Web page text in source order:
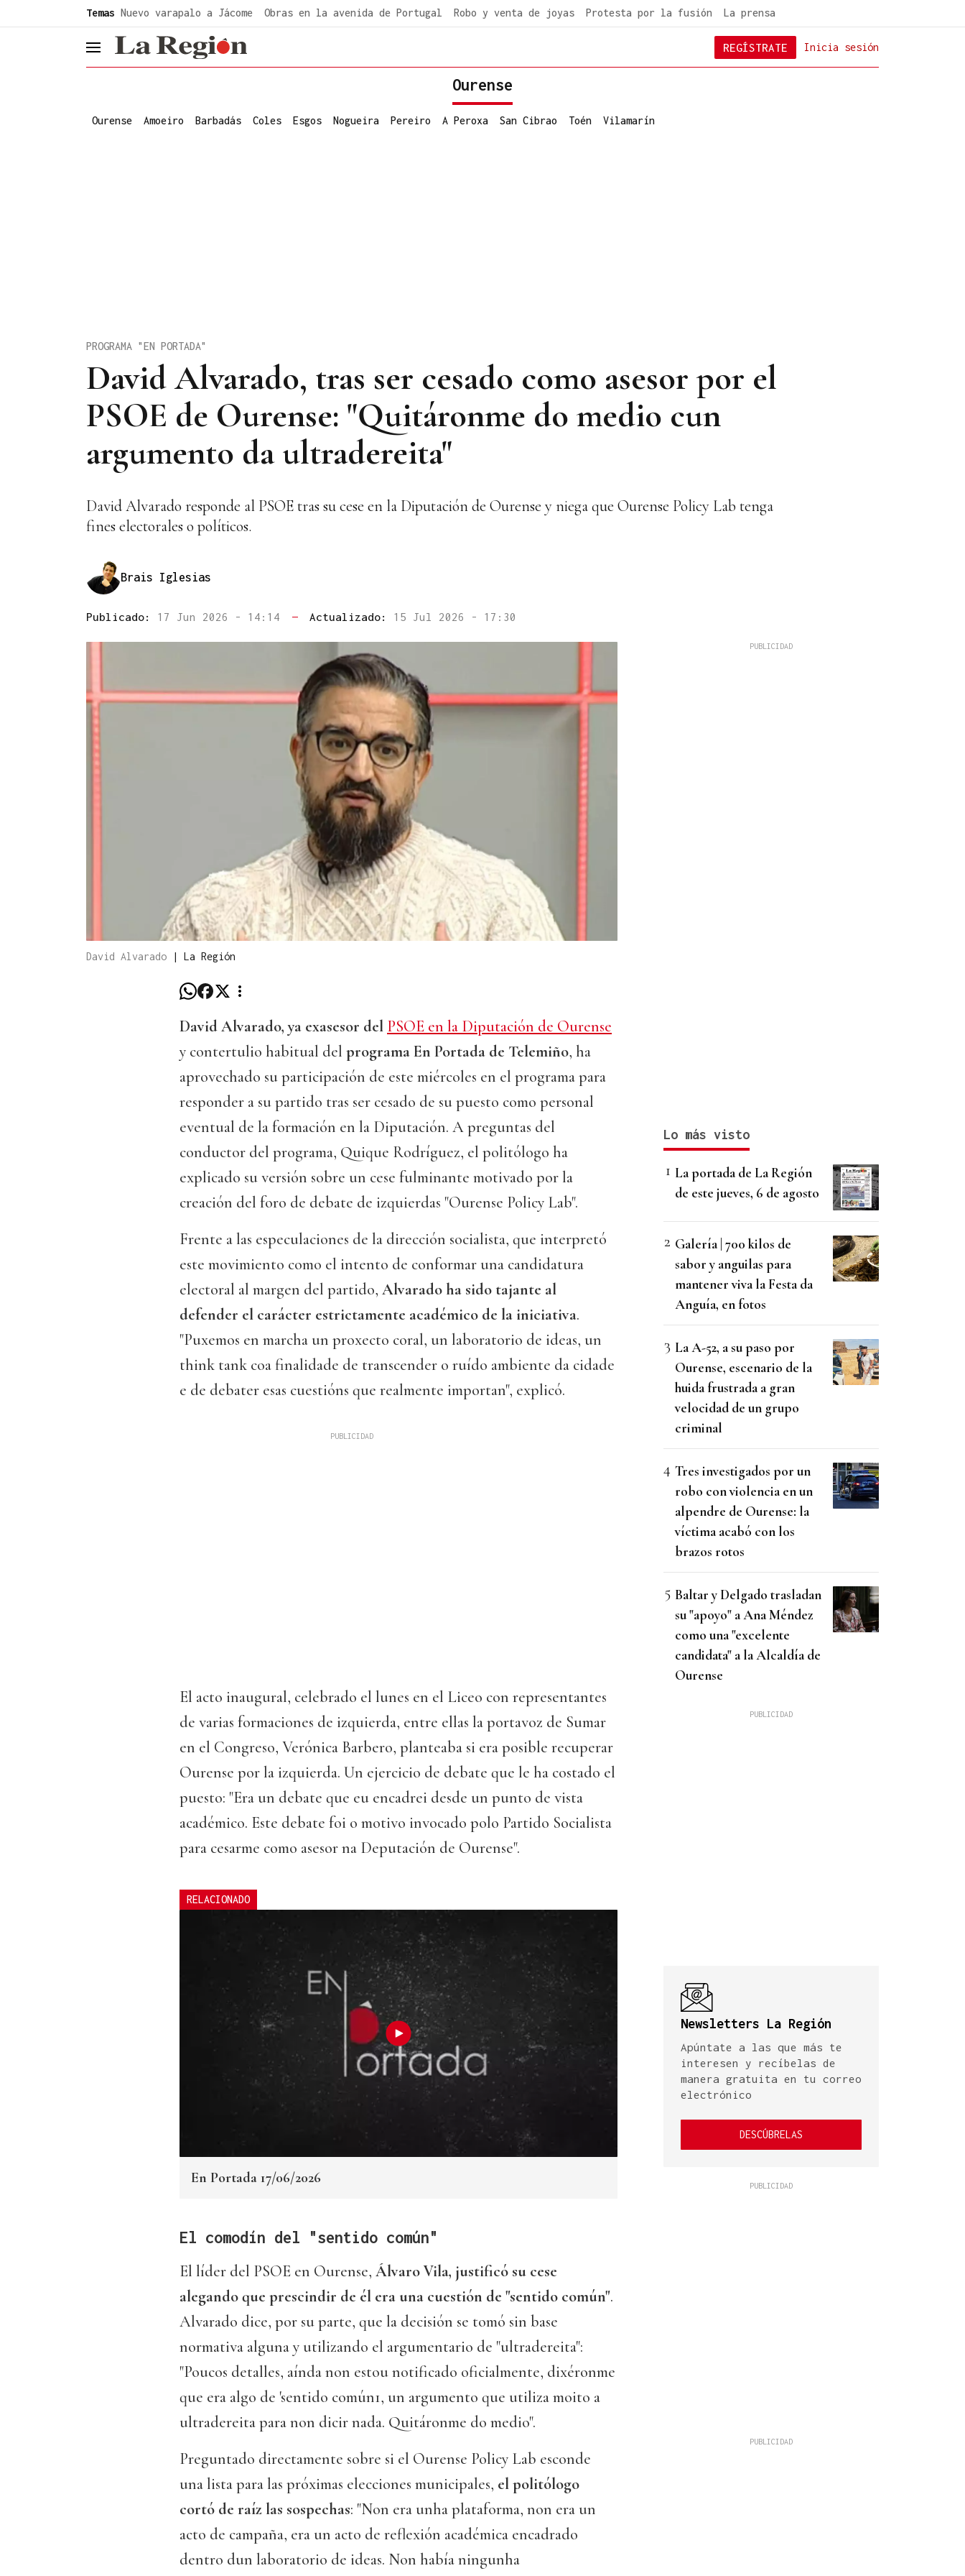
Temas Nuevo varapalo a Jácome Obras en la avenida de Portugal Robo y venta de joyas Protesta por la fusión La prensa
header.menu.open Inicia sesión
REGÍSTRATE
Ourense
Ourense Amoeiro Barbadás Coles Esgos Nogueira Pereiro A Peroxa San Cibrao Toén Vilamarín
David Alvarado, tras ser cesado como asesor por el
PSOE de Ourense: "Quitáronme do medio cun
argumento da ultradereita"
PROGRAMA "EN PORTADA"
David Alvarado responde al PSOE tras su cese en la Diputación de Ourense y niega que Ourense Policy Lab tenga
fines electorales o políticos.
Brais Iglesias
Publicado: 17 Jun 2026 - 14:14 — Actualizado: 15 Jul 2026 - 17:30
David Alvarado | La Región
David Alvarado, ya exasesor del PSOE en la Diputación de Ourense
y contertulio habitual del programa En Portada de Telemiño, ha
aprovechado su participación de este miércoles en el programa para
responder a su partido tras ser cesado de su puesto como personal
eventual de la formación en la Diputación. A preguntas del
conductor del programa, Quique Rodríguez, el politólogo ha
explicado su versión sobre un cese fulminante motivado por la
creación del foro de debate de izquierdas "Ourense Policy Lab".
Frente a las especulaciones de la dirección socialista, que interpretó
este movimiento como el intento de conformar una candidatura
electoral al margen del partido, Alvarado ha sido tajante al
defender el carácter estrictamente académico de la iniciativa.
"Puxemos en marcha un proxecto coral, un laboratorio de ideas, un
think tank coa finalidade de transcender o ruído ambiente da cidade
e de debater esas cuestións que realmente importan", explicó.
El acto inaugural, celebrado el lunes en el Liceo con representantes
de varias formaciones de izquierda, entre ellas la portavoz de Sumar
en el Congreso, Verónica Barbero, planteaba si era posible recuperar
Ourense por la izquierda. Un ejercicio de debate que le ha costado el
puesto: "Era un debate que eu encadrei desde un punto de vista
académico. Este debate foi o motivo invocado polo Partido Socialista
para cesarme como asesor na Deputación de Ourense".
RELACIONADO
En Portada 17/06/2026
El comodín del "sentido común"
El líder del PSOE en Ourense, Álvaro Vila, justificó su cese
alegando que prescindir de él era una cuestión de "sentido común".
Alvarado dice, por su parte, que la decisión se tomó sin base
normativa alguna y utilizando el argumentario de "ultradereita":
"Poucos detalles, aínda non estou notificado oficialmente, dixéronme
que era algo de 'sentido común1, un argumento que utiliza moito a
ultradereita para non dicir nada. Quitáronme do medio".
Preguntado directamente sobre si el Ourense Policy Lab esconde
una lista para las próximas elecciones municipales, el politólogo
cortó de raíz las sospechas: "Non era unha plataforma, non era un
acto de campaña, era un acto de reflexión académica encadrado
dentro dun laboratorio de ideas. Non había ningunha
Lo más visto
La portada de La Región
de este jueves, 6 de agosto
Galería | 700 kilos de
sabor y anguilas para
mantener viva la Festa da
Anguía, en fotos
La A-52, a su paso por
Ourense, escenario de la
huida frustrada a gran
velocidad de un grupo
criminal
Tres investigados por un
robo con violencia en un
alpendre de Ourense: la
víctima acabó con los
brazos rotos
Baltar y Delgado trasladan
su "apoyo" a Ana Méndez
como una "excelente
candidata" a la Alcaldía de
Ourense
Newsletters La Región
Apúntate a las que más te
interesen y recíbelas de
manera gratuita en tu correo
electrónico
DESCÚBRELAS